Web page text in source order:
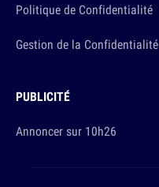
Politique de Confidentialité
Gestion de la Confidentialité
PUBLICITÉ
Annoncer sur 10h26